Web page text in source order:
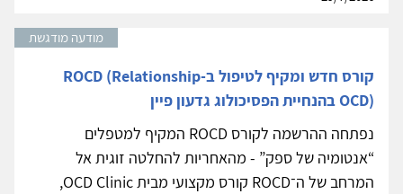
מודעה מודגשת
קורס חדש ומקיף לטיפול ב-ROCD (Relationship
OCD) בהנחיית הפסיכולוג גדעון פיין
נפתחה ההרשמה לקורס ROCD המקיף למטפלים
“אנטומיה של ספק” - מהאחריות להחלטה זוגית אל
המרחב של ה־ROCD קורס מקצועי מבית OCD Clinic,